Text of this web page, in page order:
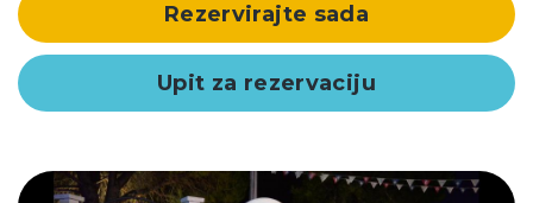
Rezervirajte sada
Upit za rezervaciju